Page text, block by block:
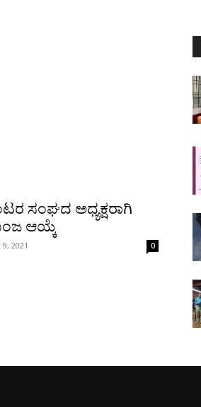
ಸಂಘದ ಅಧ್ಯಕ್ಷರಾಗಿ
ಆಯ್ಕೆ
2021 0